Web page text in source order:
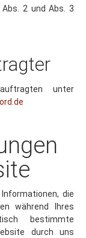
unter
die
während Ihres
bestimmte
durch uns
auch die IP-